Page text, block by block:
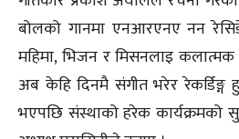
बोलको गानमा एनआरएनए नन
महिमा, भिजन र मिसनलाइ
अब केहि दिनमै संगीत भरेर रेकर्डिङ्ग
भएपछि संस्थाको हरेक कार्यक्रमको